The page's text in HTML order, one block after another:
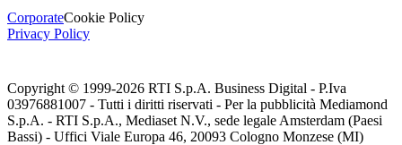
CorporateCookie Policy
Privacy Policy
Copyright © 1999-2026 RTI S.p.A. Business Digital - P.Iva
03976881007 - Tutti i diritti riservati - Per la pubblicità Mediamond
S.p.A. - RTI S.p.A., Mediaset N.V., sede legale Amsterdam (Paesi
Bassi) - Uffici Viale Europa 46, 20093 Cologno Monzese (MI)